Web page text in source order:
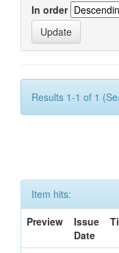
In order
Results 1-1 of 1
Item hits:
Preview
Issue
Date